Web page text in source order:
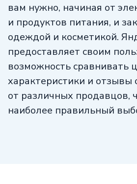
вам нужно, начиная от
и продуктов питания, и
одеждой и косметикой.
предоставляет своим
возможность сравнивать
характеристики и отзывы
от различных продавцов,
наиболее правильный